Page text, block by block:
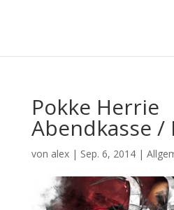
Pokke Herrie
Abendkasse /
von alex| Sep. 6, 2014|